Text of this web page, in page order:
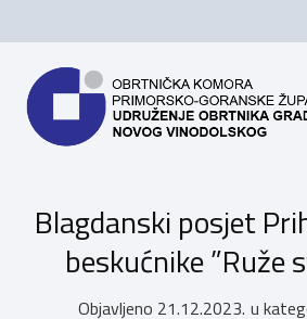
Blagdanski posjet
beskućnike ”Ruže
Objavljeno 21.12.2023. u